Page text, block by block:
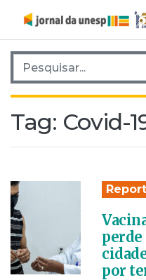
Pesquisar por:
Tag: Covid-
perde
por